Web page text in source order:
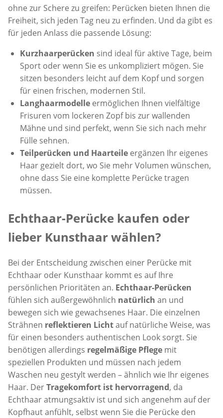
ohne zur Schere zu greifen: Perücken bieten Ihnen die
Freiheit, sich jeden Tag neu zu erfinden. Und da gibt es
für jeden Anlass die passende Lösung:
Kurzhaarperücken sind ideal für aktive Tage, beim
Sport oder wenn Sie es unkompliziert mögen. Sie
sitzen besonders leicht auf dem Kopf und sorgen
für einen frischen, modernen Stil.
Langhaarmodelle ermöglichen Ihnen vielfältige
Frisuren vom lockeren Zopf bis zur wallenden
Mähne und sind perfekt, wenn Sie sich nach mehr
Fülle sehnen.
Teilperücken und Haarteile ergänzen Ihr eigenes
Haar gezielt dort, wo Sie mehr Volumen wünschen,
ohne dass Sie eine komplette Perücke tragen
müssen.
Echthaar-Perücke kaufen oder
lieber Kunsthaar wählen?
Bei der Entscheidung zwischen einer Perücke mit
Echthaar oder Kunsthaar kommt es auf Ihre
persönlichen Prioritäten an. Echthaar-Perücken
fühlen sich außergewöhnlich natürlich an und
bewegen sich wie gewachsenes Haar. Die einzelnen
Strähnen reflektieren Lichtauf natürliche Weise, was
für einen besonders authentischen Look sorgt. Sie
benötigen allerdings regelmäßige Pflege mit
speziellen Produkten und müssen nach jedem
Waschen neu gestylt werden – ähnlich wie Ihr eigenes
Haar. DerTragekomfort ist hervorragend, da
Echthaar atmungsaktiv ist und sich angenehm auf der
Kopfhaut anfühlt, selbst wenn Sie die Perücke den